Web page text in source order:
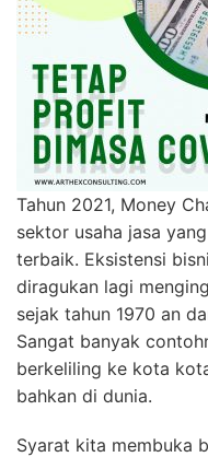
Tahun 2021, Money
sektor usaha jasa
terbaik. Eksistensi
diragukan lagi
sejak tahun 1970 an
Sangat banyak
berkeliling ke kota
bahkan di dunia.
Syarat kita membuka